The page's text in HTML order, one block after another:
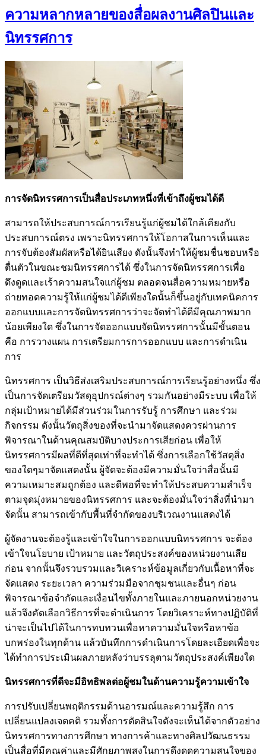
ความหลากหลายของสื่อผลงานศิลปินและ
นิทรรศการ
การจัดนิทรรศการเป็นสื่อประเภทหนึ่งที่เข้าถึงผู้ชมได้ดี
สามารถให้ประสบการณ์การเรียนรู้แก่ผู้ชมได้ใกล้เคียงกับ
ประสบการณ์ตรง เพราะนิทรรศการให้โอกาสในการเห็นและ
การจับต้องสัมผัสหรือได้ยินเสียง ดังนั้นจึงทำให้ผู้ชมชื่นชอบหรือ
ตื่นตัวในขณะชมนิทรรศการได้ ซึ่งในการจัดนิทรรศการเพื่อ
ดึงดูดและเร้าความสนใจแก่ผู้ชม ตลอดจนสื่อความหมายหรือ
ถ่ายทอดความรู้ให้แก่ผู้ชมได้ดีเพียงใดนั้นก็ขึ้นอยู่กับเทคนิคการ
ออกแบบและการจัดนิทรรศการว่าจะจัดทำได้ดีมีคุณภาพมาก
น้อยเพียงใด ซึ่งในการจัดออกแบบจัดนิทรรศการนั้นมีขั้นตอน
คือ การวางแผน การเตรียมการการออกแบบ และการดำเนิน
การ
นิทรรศการ เป็นวิธีส่งเสริมประสบการณ์การเรียนรู้อย่างหนึ่ง ซึ่ง
เป็นการจัดเตรียมวัสดุอุปกรณ์ต่างๆ รวมกันอย่างมีระบบ เพื่อให้
กลุ่มเป้าหมายได้มีส่วนร่วมในการรับรู้ การศึกษา และร่วม
กิจกรรม ดังนั้นวัตถุสิ่งของที่จะนำมาจัดแสดงควรผ่านการ
พิจารณาในด้านคุณสมบัติบางประการเสียก่อน เพื่อให้
นิทรรศการมีผลที่ดีที่สุดเท่าที่จะทำได้ ซึ่งการเลือกใช้วัสดุสิ่ง
ของใดๆมาจัดแสดงนั้น ผู้จัดจะต้องมีความมั่นใจว่าสื่อนั้นมี
ความเหมาะสมถูกต้อง และดีพอที่จะทำให้ประสบความสำเร็จ
ตามจุดมุ่งหมายของนิทรรศการ และจะต้องมั่นใจว่าสิ่งที่นำมา
จัดนั้น สามารถเข้ากับพื้นที่จำกัดของบริเวณงานแสดงได้
ผู้จัดงานจะต้องรู้และเข้าใจในการออกแบบนิทรรศการ จะต้อง
เข้าใจนโยบาย เป้าหมาย และวัตถุประสงค์ของหน่วยงานเสีย
ก่อน จากนั้นจึงรวบรวมและวิเคราะห์ข้อมูลเกี่ยวกับเนื้อหาที่จะ
จัดแสดง ระยะเวลา ความร่วมมือจากชุมชนและอื่นๆ ก่อน
พิจารณาข้อจำกัดและเงื่อนไขทั้งภายในและภายนอกหน่วยงาน
แล้วจึงคัดเลือกวิธีการที่จะดำเนินการ โดยวิเคราะห์ทางปฏิบัติที่
น่าจะเป็นไปได้ในการทบทวนเพื่อหาความมั่นใจหรือหาข้อ
บกพร่องในทุกด้าน แล้วบันทึกการดำเนินการโดยละเอียดเพื่อจะ
ได้ทำการประเมินผลภายหลังว่าบรรลุตามวัตถุประสงค์เพียงใด
นิทรรศการที่ดีจะมีอิทธิพลต่อผู้ชมในด้านความรู้ความเข้าใจ
การปรับเปลี่ยนพฤติกรรมด้านอารมณ์และความรู้สึก การ
เปลี่ยนแปลงเจตคติ รวมทั้งการตัดสินใจดังจะเห็นได้จากตัวอย่าง
นิทรรศการทางการศึกษา ทางการค้าและทางศิลปวัฒนธรรม
เป็นสื่อที่มีคุณค่าและมีศักยภาพสูงในการดึงดูดความสนใจของ